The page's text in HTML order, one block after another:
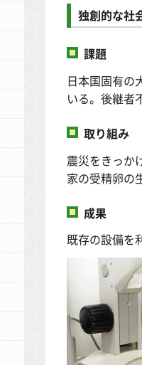
独創的な社
課題
日本国固有の
いる。後継者
取り組み
震災をきっか
家の受精卵の
成果
既存の設備を